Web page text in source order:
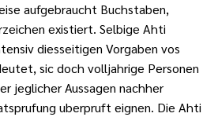
aufgebraucht Buchstaben,
existiert. Selbige Ahti
diesseitigen Vorgaben vos
sic doch volljahrige Personen
jeglicher Aussagen nachher
uberpruft eignen. Die Ahti